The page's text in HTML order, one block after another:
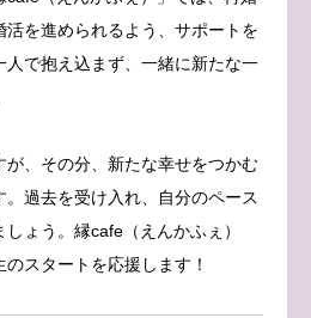
活を進められるよう、サポートを
で抱え込まず、一緒に新たな一
、その分、新たな幸せをつかむ
過去を受け入れ、自分のペース
ょう。縁cafe（えんかふぇ）
スタートを応援します！